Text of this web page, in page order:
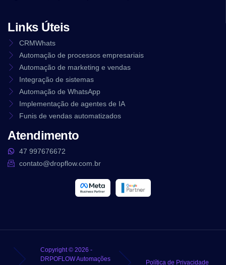
Links Úteis
CRMWhats
Automação de processos empresariais
Automação de marketing e vendas
Integração de sistemas
Automação de WhatsApp
Implementação de agentes de IA
Funis de vendas automatizados
Atendimento
47 997676672
contato@dropflow.com.br
Copyright © 2026 -
DRPOFLOW Automações
Política de Privacidade